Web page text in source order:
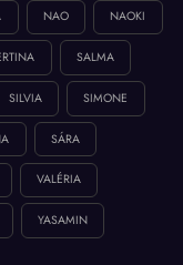
NAO NAOKI
SALMA
SILVIA SIMONE
SÁRA
VALÉRIA
YASAMIN